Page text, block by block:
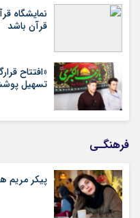
نمایشگاه
قرآن باشد
«افتتاح
تسهیل
فرهنگـی
پیکر مریم